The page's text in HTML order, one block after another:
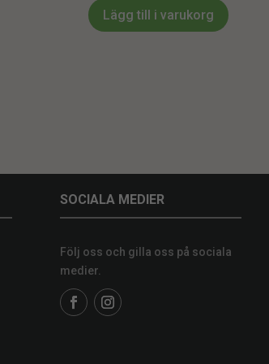
Lägg till i varukorg
SOCIALA MEDIER
Följ oss och gilla oss på sociala
medier.